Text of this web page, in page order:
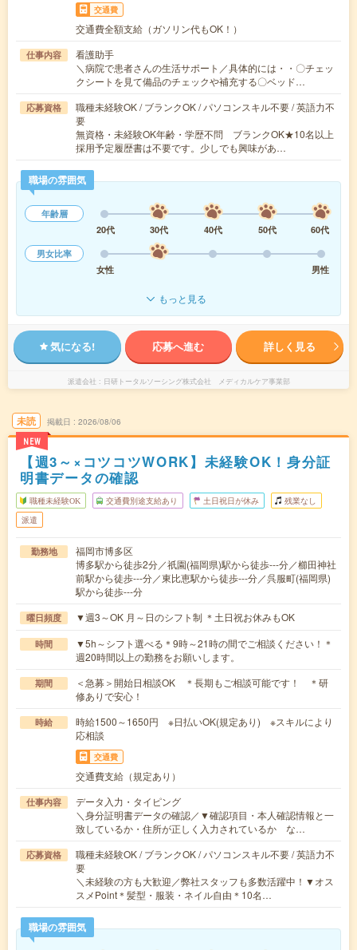
交通費
交通費全額支給（ガソリン代もOK！）
仕事内容
看護助手
＼病院で患者さんの生活サポート／具体的には・・〇チェッ
クシートを見て備品のチェックや補充する〇ベッド…
応募資格
職種未経験OK / ブランクOK / パソコンスキル不要 / 英語力不
要
無資格・未経験OK年齢・学歴不問 ブランクOK★10名以上
採用予定履歴書は不要です。少しでも興味があ…
職場の雰囲気
年齢層
20代
30代 40代 50代
60代
男女比率
女性
男性
もっと見る
気になる! 応募へ進む 詳しく見る
派遣会社 日研トータルソーシング株式会社 メディカルケア事業部
未読
NEW
掲載日 2026/08/06
【週3～×コツコツWORK】未経験OK！身分証
明書データの確認
職種未経験OK 交通費別途支給あり 土日祝日が休み 残業なし
派遣
勤務地
福岡市博多区
博多駅から徒歩2分／祇園(福岡県)駅から徒歩---分／櫛田神社
前駅から徒歩---分／東比恵駅から徒歩---分／呉服町(福岡県)
駅から徒歩---分
曜日頻度 ▼週3～OK 月～日のシフト制 ＊土日祝お休みもOK
時間
▼5h～シフト選べる＊9時～21時の間でご相談ください！＊
週20時間以上の勤務をお願いします。
期間
＜急募＞開始日相談OK ＊長期もご相談可能です！ ＊研
修ありで安心！
時給
時給1500～1650円 ※日払いOK(規定あり) ※スキルにより
応相談
交通費
交通費支給（規定あり）
仕事内容
データ入力・タイピング
＼身分証明書データの確認／▼確認項目・本人確認情報と一
致しているか・住所が正しく入力されているか な…
応募資格
職種未経験OK / ブランクOK / パソコンスキル不要 / 英語力不
要
＼未経験の方も大歓迎／弊社スタッフも多数活躍中！▼オス
スメPoint＊髪型・服装・ネイル自由＊10名…
職場の雰囲気